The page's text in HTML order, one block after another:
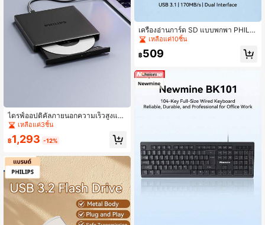
ไดรฟ์ออปติคัลภายนอกความเร็วสูงและ
เสถียร Philips, เสียบและใช้งานได้ทันที,
ณ์หลายชนิด
เหลือแค่3ชิ้น
฿1,293 -12%
เครื่องอ่านการ์ด SD แบบพกพา PHILIP
S อินเทอร์เฟซ USB 3.1 สำหรับประสิทธิ
ปลั๊กแอนด์เพลย์ รูสายคล้องสำหรับพกพ
รถ่ายโอนข้อมูลในชีวิตประจำวัน
เหลือแค่10ชิ้น
฿509